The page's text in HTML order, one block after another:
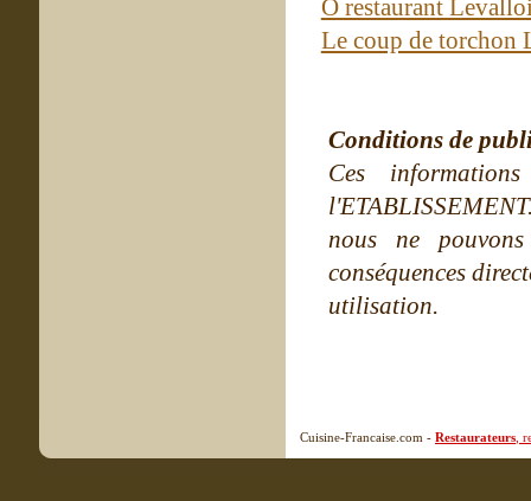
Ô restaurant
Le coup de torchon
Conditions de
Ces
nous ne
conséquences
utilisation.
Cuisine-Francaise.com - Restaurateurs ,